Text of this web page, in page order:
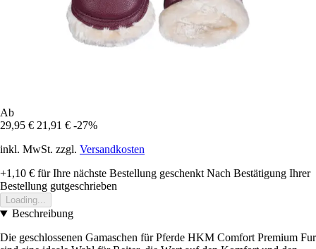
Ab
29,95 € 21,91 € -27%
inkl. MwSt. zzgl. Versandkosten
+1,10 € für Ihre nächste Bestellung geschenkt Nach Bestätigung Ihrer
Bestellung gutgeschrieben
Loading...
Beschreibung
Die geschlossenen Gamaschen für Pferde HKM Comfort Premium Fur